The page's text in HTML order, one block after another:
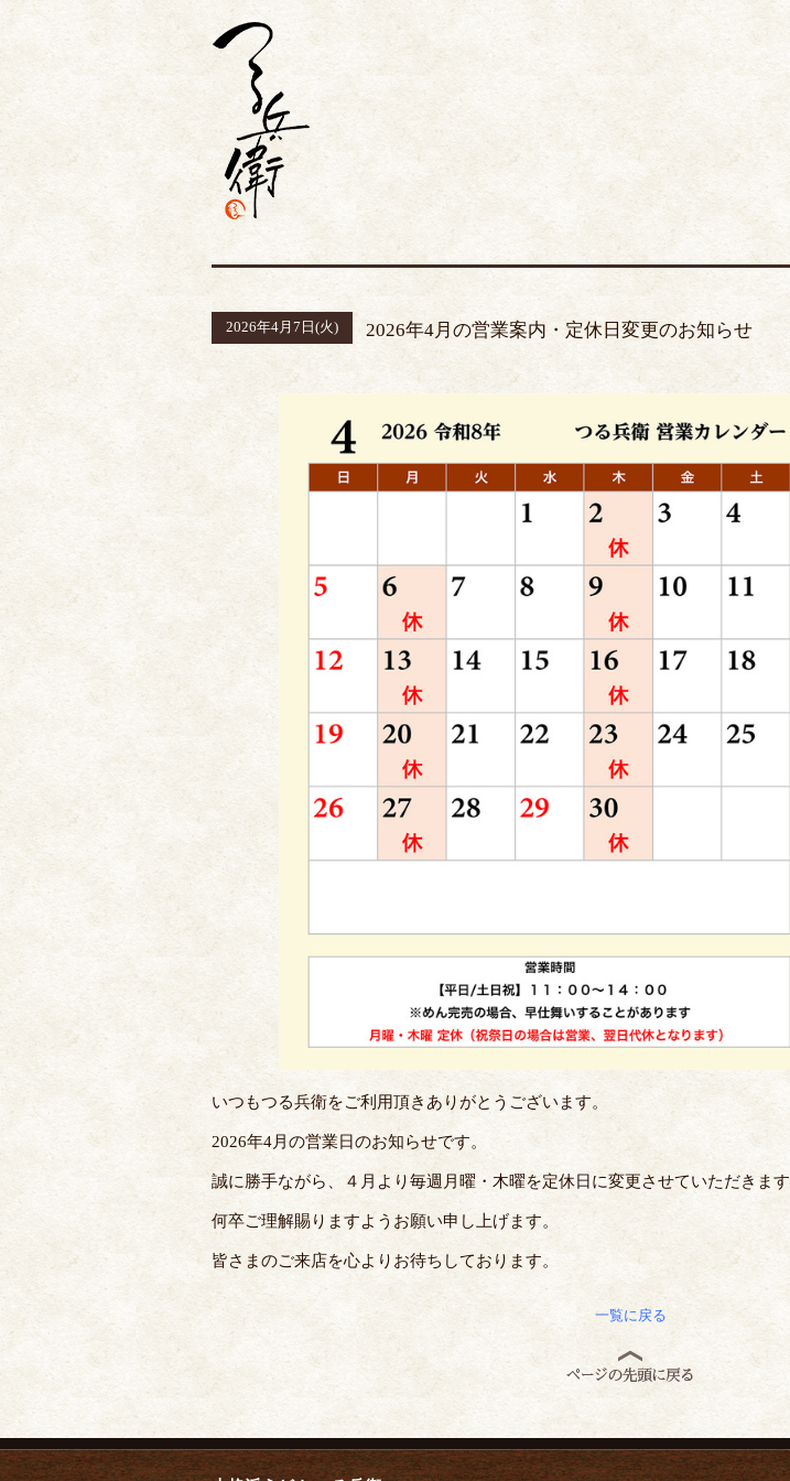
2026年4月7日(火) 2026年4月の営業案内・定休日変更のお知らせ
いつもつる兵衛をご利用頂きありがとうございます。
2026年4月の営業日のお知らせです。
誠に勝手ながら、４月より毎週月曜・木曜を定休日に変更させていただきます
何卒ご理解賜りますようお願い申し上げます。
皆さまのご来店を心よりお待ちしております。
一覧に戻る